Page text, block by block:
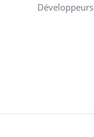
Développeurs